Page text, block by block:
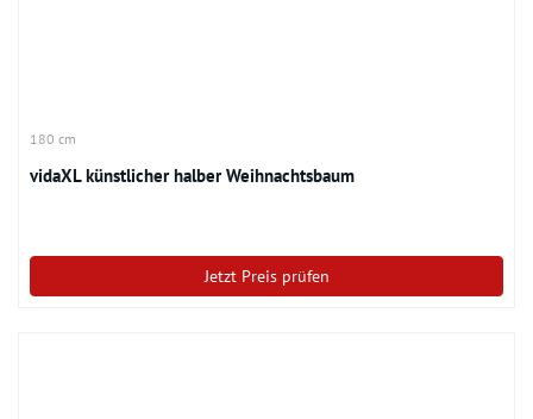
180 cm
vidaXL künstlicher halber Weihnachtsbaum
Jetzt Preis prüfen